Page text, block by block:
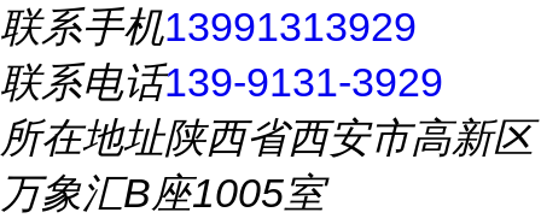
联系手机13991313929
联系电话139-9131-3929
所在地址陕西省西安市高新区
万象汇B座1005室